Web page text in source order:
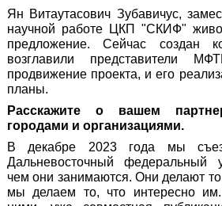
Ян Витаутасович Зубавичус,
научной работе ЦКП "СКИФ" живо
предложение. Сейчас создан
возглавили представители
продвижение проекта, и его
планы.
Расскажите о вашем
городами и организациями.
В декабре 2023 года мы
Дальневосточный федеральный
чем они занимаются. Они делают
мы делаем то, что интересно